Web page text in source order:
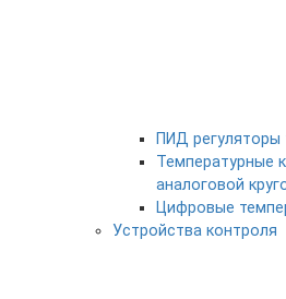
ПИД регуляторы
Температурные
аналоговой
Цифровые
Устройства контроля